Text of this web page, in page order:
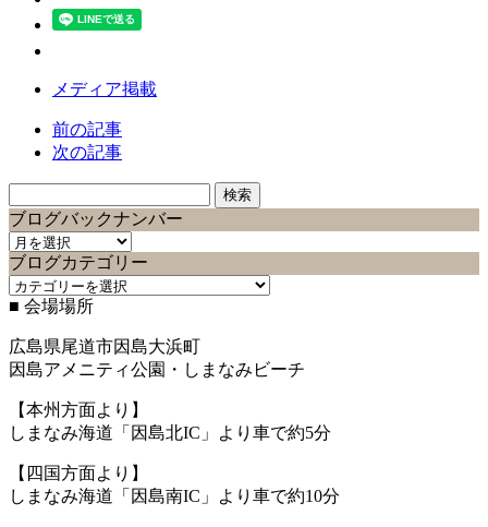
メディア掲載
前の記事
次の記事
索:
ブログバックナンバー
ブ
ロ
グ
バ
ク
ナ
ン
バ
ー
ブログカテゴリー
ブ
ロ
カ
テ
ゴ
リ
ー
■ 会場場所
広島県尾道市因島大浜町
因島アメニティ公園・しまなみビーチ
【本州方面より】
しまなみ海道「因島北IC」より車で約5分
【四国方面より】
しまなみ海道「因島南IC」より車で約10分